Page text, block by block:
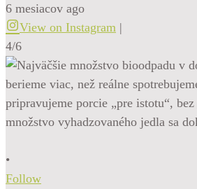
6 mesiacov ago
View on Instagram |
4/6
•
Follow